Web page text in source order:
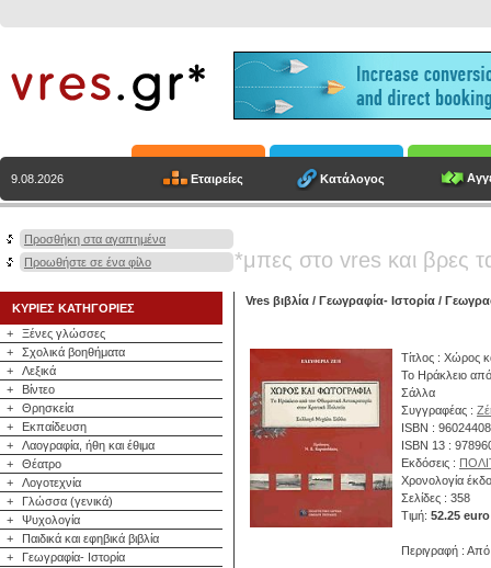
9.08.2026 Εταιρείες Κατάλογος
Προσθήκη στα αγαπημένα
Προωθήστε σε ένα φίλο
*μπες στο vres και βρες
ΚΥΡΙΕΣ ΚΑΤΗΓΟΡΙΕΣ
+
Ξένες γλώσσες
+
Σχολικά βοηθήματα
+
Λεξικά
+
Βίντεο
+
Θρησκεία
+
Εκπαίδευση
+
Λαογραφία, ήθη και έθιμα
+
Θέατρο
+
Λογοτεχνία
+
Γλώσσα (γενικά)
+
Ψυχολογία
+
Παιδικά και εφηβικά βιβλία
+
Γεωγραφία- Ιστορία
Vres βιβλία / Γεωγραφία- Ιστορία /
Τίτλος : Χώρος
Το Ηράκλειο
Σάλλα
Συγγραφέας :
ISBN :
ISBN 13 :
Εκδόσεις :
Χρονολογία
Σελίδες : 358
Τιμή: 52.25 euro
Περιγραφή : Από